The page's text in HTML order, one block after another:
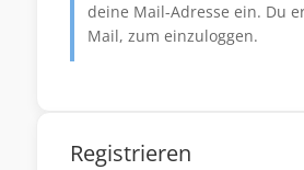
deine Mail-Adresse ein. Du
Mail, zum einzuloggen.
Registrieren